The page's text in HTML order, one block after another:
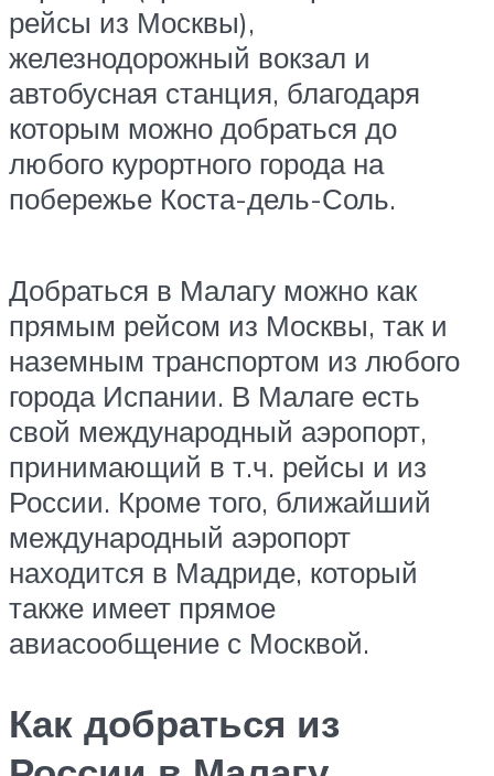
рейсы из Москвы),
железнодорожный вокзал и
автобусная станция, благодаря
которым можно добраться до
любого курортного города на
побережье Коста-дель-Соль.
Добраться в Малагу можно как
прямым рейсом из Москвы, так и
наземным транспортом из любого
города Испании. В Малаге есть
свой международный аэропорт,
принимающий в т.ч. рейсы и из
России. Кроме того, ближайший
международный аэропорт
находится в Мадриде, который
также имеет прямое
авиасообщение с Москвой.
Как добраться из